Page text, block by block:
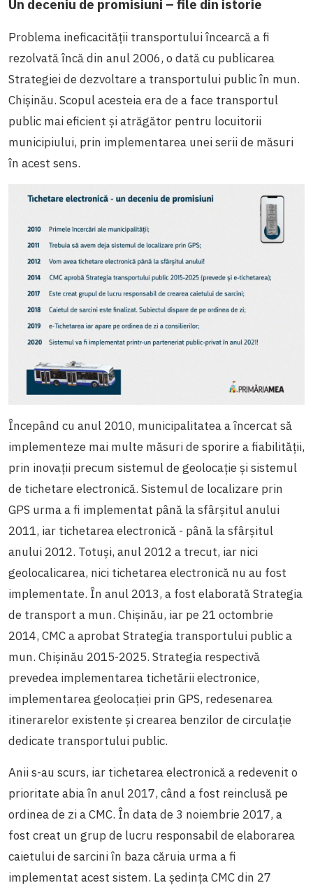
Un deceniu de promisiuni – file din istorie
Problema ineficacității transportului încearcă a fi
rezolvată încă din anul 2006, o dată cu publicarea
Strategiei de dezvoltare a transportului public în mun.
Chișinău. Scopul acesteia era de a face transportul
public mai eficient și atrăgător pentru locuitorii
municipiului, prin implementarea unei serii de măsuri
în acest sens.
Începând cu anul 2010, municipalitatea a încercat să
implementeze mai multe măsuri de sporire a fiabilității,
prin inovații precum sistemul de geolocație și sistemul
de tichetare electronică. Sistemul de localizare prin
GPS urma a fi implementat până la sfârșitul anului
2011, iar tichetarea electronică - până la sfârșitul
anului 2012. Totuși, anul 2012 a trecut, iar nici
geolocalicarea, nici tichetarea electronică nu au fost
implementate. În anul 2013, a fost elaborată Strategia
de transport a mun. Chișinău, iar pe 21 octombrie
2014, CMC a aprobat Strategia transportului public a
mun. Chișinău 2015-2025. Strategia respectivă
prevedea implementarea tichetării electronice,
implementarea geolocației prin GPS, redesenarea
itinerarelor existente și crearea benzilor de circulație
dedicate transportului public.
Anii s-au scurs, iar tichetarea electronică a redevenit o
prioritate abia în anul 2017, când a fost reinclusă pe
ordinea de zi a CMC. În data de 3 noiembrie 2017, a
fost creat un grup de lucru responsabil de elaborarea
caietului de sarcini în baza căruia urma a fi
implementat acest sistem. La ședința CMC din 27